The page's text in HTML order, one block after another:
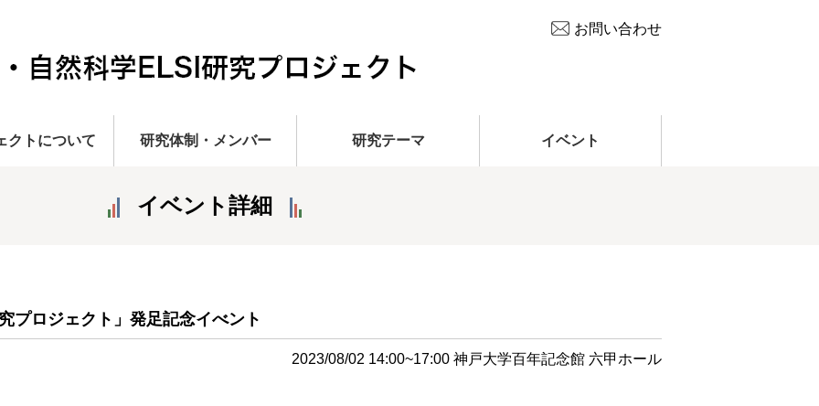
お問い合わせ
クトについて 研究体制・メンバー 研究テーマ イベント
イベント詳細
プロジェクト」発足記念イべント
2023/08/02 14:00~17:00 神戸大学百年記念館 六甲ホール